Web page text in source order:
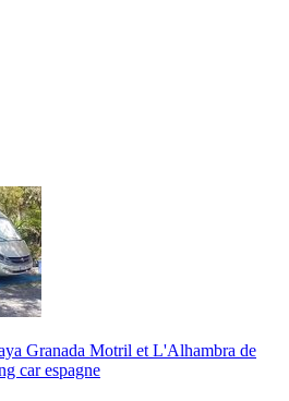
Granada Motril et L'Alhambra de
car espagne